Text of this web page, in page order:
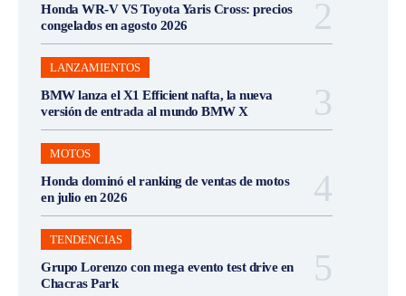
Honda WR-V VS Toyota Yaris Cross: precios
congelados en agosto 2026
LANZAMIENTOS
BMW lanza el X1 Efficient nafta, la nueva
versión de entrada al mundo BMW X
MOTOS
Honda dominó el ranking de ventas de motos
en julio en 2026
TENDENCIAS
Grupo Lorenzo con mega evento test drive en
Chacras Park